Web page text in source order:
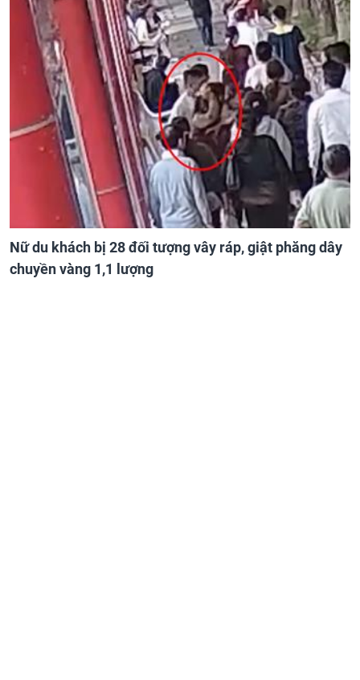
Nữ du khách bị 28 đối tượng vây ráp, giật phăng dây
chuyền vàng 1,1 lượng